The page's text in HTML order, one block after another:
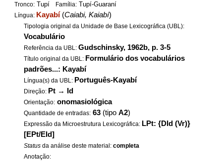
Tronco: Tupí Família: Tupí-Guaraní
Língua: Kayabí (Caiabi, Kaiabí)
Tipologia original da Unidade de Base Lexicográfica (UBL):
Vocabulário
Referência da UBL:Gudschinsky, 1962b, p. 3-5
Título original da UBL: Formulário dos vocabulários
padrões...: Kayabí
Língua(s) da UBL: Português-Kayabí
Direção: Pt → Id
Orientação: onomasiológica
Quantidade de entradas: 63 (tipoA2)
Expressão da Microestrutura Lexicográfica: LPt: {DId (Vr)}
[EPt/EId]
Status da análise deste material:completa
Anotação: